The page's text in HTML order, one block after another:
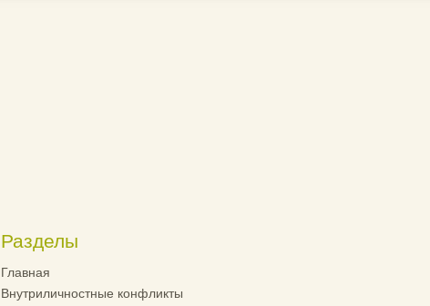
Разделы
Главная
Внутриличностные конфликты